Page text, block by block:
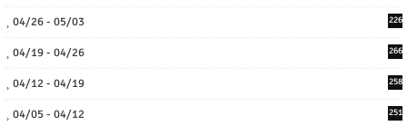
04/26 - 05/03 226
04/19 - 04/26 266
04/12 - 04/19 258
04/05 - 04/12 251